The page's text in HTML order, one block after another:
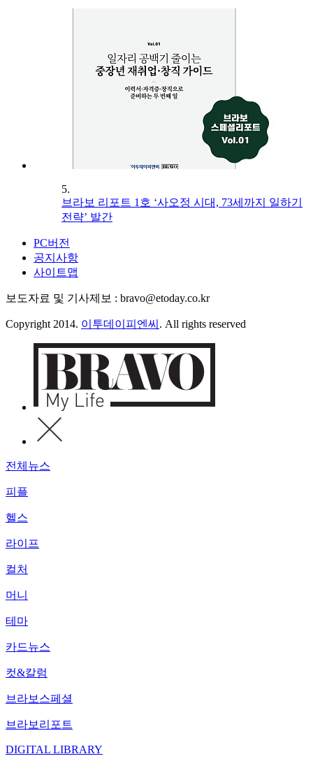
5.
브라보 리포트 1호 ‘사오정 시대, 73세까지 일하기
전략’ 발간
PC버전
공지사항
사이트맵
보도자료 및 기사제보 : bravo@etoday.co.kr
Copyright 2014. 이투데이피엔씨 . All rights reserved
전체뉴스
피플
헬스
라이프
컬처
머니
테마
카드뉴스
컷&칼럼
브라보스페셜
브라보리포트
DIGITAL LIBRARY